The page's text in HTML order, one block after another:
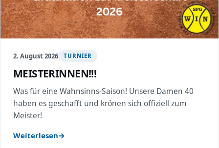
2. August 2026 TURNIER
MEISTERINNEN!!!
Was für eine Wahnsinns-Saison! Unsere Damen 40
haben es geschafft und krönen sich offiziell zum
Meister!
Weiterlesen